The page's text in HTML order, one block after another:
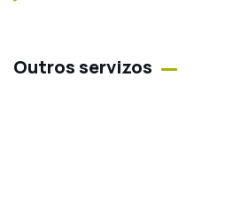
Outros servizos